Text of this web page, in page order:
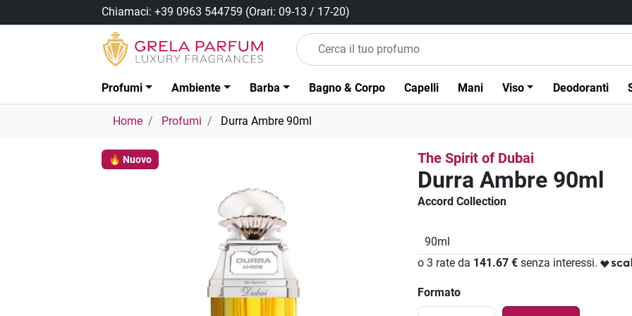
Chiamaci:+39 0963 544759 (Orari: 09-13 / 17-20)
Profumi Ambiente Barba Bagno & Corpo Capelli Mani Viso Deodoranti
Home Profumi Durra Ambre 90ml
🔥 Nuovo The Spirit of Dubai
Durra Ambre 90ml
Accord Collection
90ml
o 3 rate da 141.67 € senza interessi.
Formato